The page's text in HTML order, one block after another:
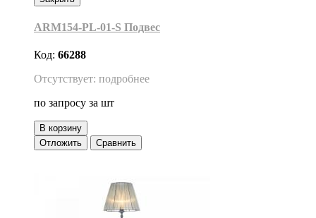
ARM154-PL-01-S Подвес
Код: 66288
Отсутствует: подробнее
по запросу за шт
В корзину
Отложить
Сравнить